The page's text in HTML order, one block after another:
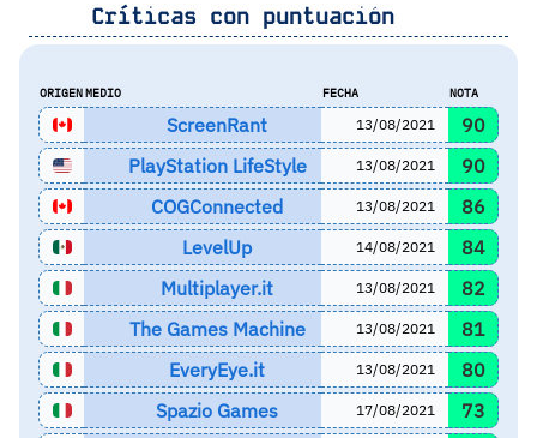
Críticas con puntuación
ORIGENMEDIO FECHA NOTA
ScreenRant 13/08/2021
90
PlayStation LifeStyle
13/08/2021
90
COGConnected
13/08/2021
86
LevelUp
14/08/2021
84
Multiplayer.it
13/08/2021
82
The Games Machine
13/08/2021
81
EveryEye.it
13/08/2021
80
Spazio Games
17/08/2021
73